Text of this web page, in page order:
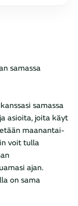
samassa
samassa
asioita, joita käyt
maanantai-
voit tulla
ajan.
on sama